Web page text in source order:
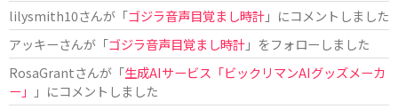
lilysmith10さんが「ゴジラ音声目覚まし時計」にコメントしました
アッキーさんが「ゴジラ音声目覚まし時計」をフォローしました
RosaGrantさんが「生成AIサービス「ビックリマンAIグッズメーカ
ー」
」にコメントしました